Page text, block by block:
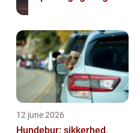
12 june 2026
Hundebur: sikkerhed,